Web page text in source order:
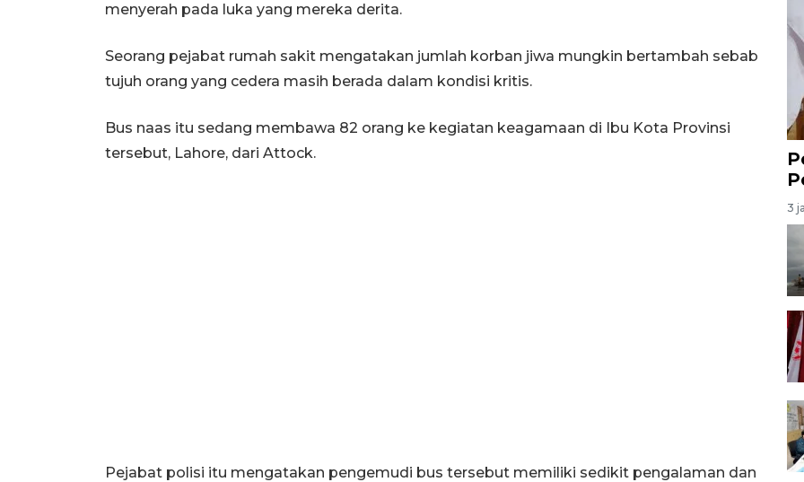
menyerah pada luka yang mereka derita.
Seorang pejabat rumah sakit mengatakan jumlah korban jiwa mungkin bertambah sebab
tujuh orang yang cedera masih berada dalam kondisi kritis.
Bus naas itu sedang membawa 82 orang ke kegiatan keagamaan di Ibu Kota Provinsi
tersebut, Lahore, dari Attock.
Pejabat polisi itu mengatakan pengemudi bus tersebut memiliki sedikit pengalaman dan
3